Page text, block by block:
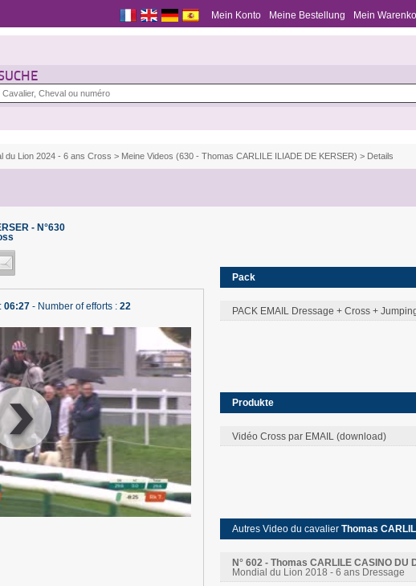
Mein Konto Meine Bestellung Mein
du Lion 2024 - 6 ans Cross > Meine Videos (630 - Thomas CARLILE ILIADE DE KERSER) > Details
- N°630
06:27 - Number of efforts : 22
|00:00:00
Pack
PACK EMAIL Dressage + Cross +
Produkte
Vidéo Cross par EMAIL (download)
Autres Video du cavalier Thomas
N° 602 - Thomas CARLILE CASINO DU
Mondial du Lion 2018 - 6 ans Dressage